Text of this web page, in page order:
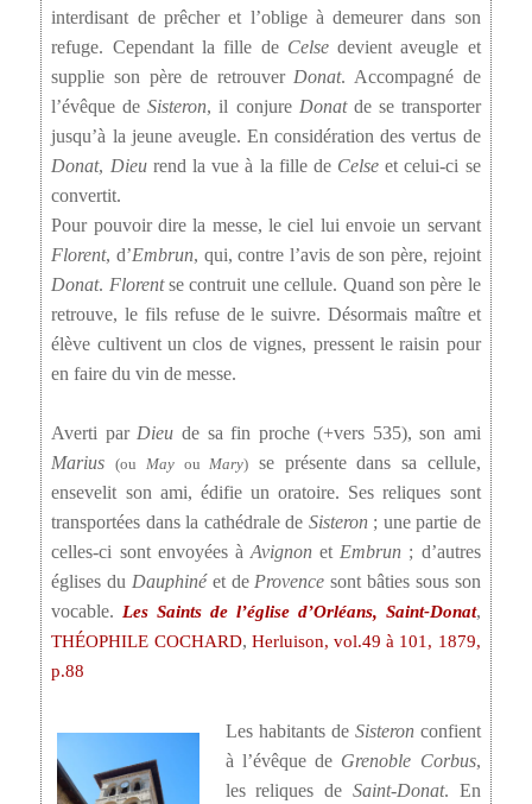
interdisant de prêcher et l’oblige à demeurer dans son
refuge. Cependant la fille de Celsedevient aveugle et
supplie son père de retrouver Donat. Accompagné de
l’évêque deSisteron, il conjure Donat de se transporter
jusqu’à la jeune aveugle. En considération des vertus de
Donat, Dieurend la vue à la fille de Celse et celui-ci se
convertit.
Pour pouvoir dire la messe, le ciel lui envoie un servant
Florent, d’Embrun, qui, contre l’avis de son père, rejoint
Donat. Florentse contruit une cellule. Quand son père le
retrouve, le fils refuse de le suivre. Désormais maître et
élève cultivent un clos de vignes, pressent le raisin pour
en faire du vin de messe.
Averti parDieu de sa fin proche (+vers 535), son ami
Marius
(ou MayouMary) se présente dans sa cellule,
ensevelit son ami, édifie un oratoire. Ses reliques sont
transportées dans la cathédrale de Sisteron; une partie de
celles-ci sont envoyées àAvignon etEmbrun ; d’autres
églises duDauphiné et deProvence sont bâties sous son
vocable.Les Saints de l’église d’Orléans, Saint-Donat,
THÉOPHILE COCHARD, Herluison, vol.49 à 101, 1879,
p.88
Les habitants de Sisteronconfient
à l’évêque de Grenoble Corbus,
les reliques de Saint-Donat. En